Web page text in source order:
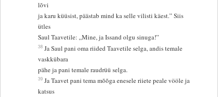
lõvi
ja karu küüsist, päästab mind ka selle vilisti käest.” Siis
ütles
Saul Taavetile: „Mine, ja Issand olgu sinuga!”
38 Ja Saul pani oma riided Taavetile selga, andis temale
vaskkübara
pähe ja pani temale raudrüü selga.
39 Ja Taavet pani tema mõõga enesele riiete peale vööle ja
katsus